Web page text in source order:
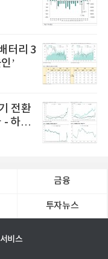
터리 3
’
전환
- 하나
금융
투자뉴스
비스